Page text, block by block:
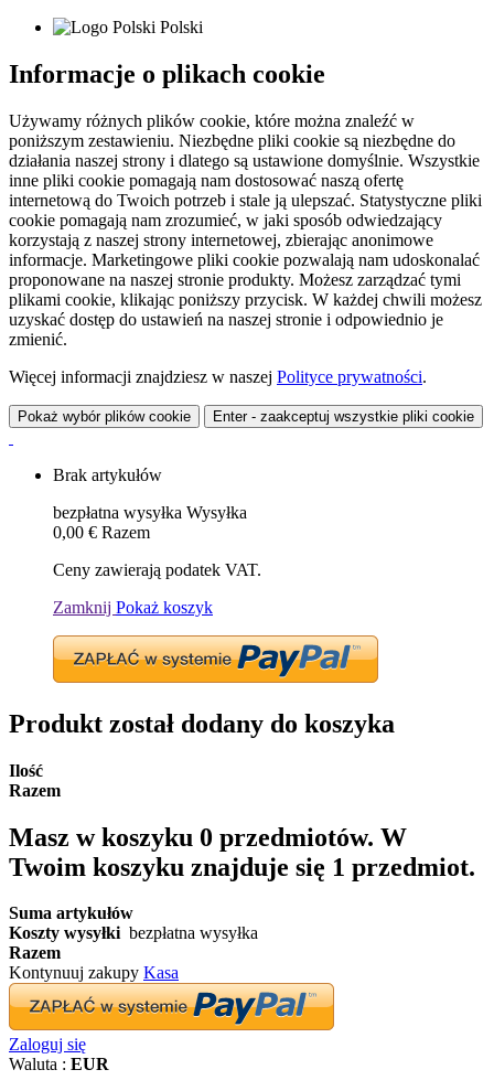
Polski
Informacje o plikach cookie
Używamy różnych plików cookie, które można znaleźć w
poniższym zestawieniu. Niezbędne pliki cookie są niezbędne do
działania naszej strony i dlatego są ustawione domyślnie. Wszystkie
inne pliki cookie pomagają nam dostosować naszą ofertę
internetową do Twoich potrzeb i stale ją ulepszać. Statystyczne pliki
cookie pomagają nam zrozumieć, w jaki sposób odwiedzający
korzystają z naszej strony internetowej, zbierając anonimowe
informacje. Marketingowe pliki cookie pozwalają nam udoskonalać
proponowane na naszej stronie produkty. Możesz zarządzać tymi
plikami cookie, klikając poniższy przycisk. W każdej chwili możesz
uzyskać dostęp do ustawień na naszej stronie i odpowiednio je
zmienić.
Więcej informacji znajdziesz w naszej Polityce prywatności.
Pokaż wybór plików cookie Enter - zaakceptuj wszystkie pliki cookie
Brak artykułów
bezpłatna wysyłka Wysyłka
0,00 € Razem
Ceny zawierają podatek VAT.
Zamknij Pokaż koszyk
Produkt został dodany do koszyka
Ilość
Razem
Masz w koszyku 0 przedmiotów. W
Twoim koszyku znajduje się 1 przedmiot.
Suma artykułów
Koszty wysyłki bezpłatna wysyłka
Razem
Kontynuuj zakupy Kasa
Zaloguj się
Waluta : EUR